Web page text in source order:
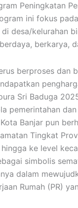
Peningkatan
ini fokus
desa/kelurahan
berkarya,
berproses dan
Sri Baduga
pemerintahan
Banjar pun
Tingkat
ke level
simbolis
dalam
Rumah (PR)